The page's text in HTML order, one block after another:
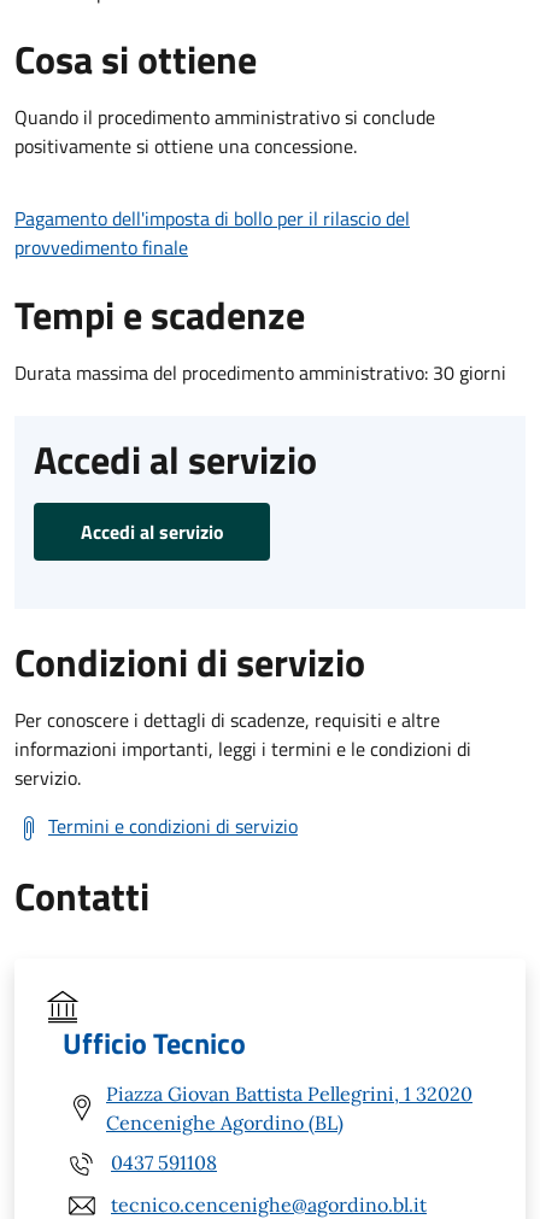
Cosa si ottiene
Quando il procedimento amministrativo si conclude
positivamente si ottiene una concessione.
Pagamento dell'imposta di bollo per il rilascio del
provvedimento finale
Tempi e scadenze
Durata massima del procedimento amministrativo: 30 giorni
Accedi al servizio
Accedi al servizio
Condizioni di servizio
Per conoscere i dettagli di scadenze, requisiti e altre
informazioni importanti, leggi i termini e le condizioni di
servizio.
Termini e condizioni di servizio
Contatti
Ufficio Tecnico
Piazza Giovan Battista Pellegrini, 1 32020
Cencenighe Agordino (BL)
0437 591108
tecnico.cencenighe@agordino.bl.it